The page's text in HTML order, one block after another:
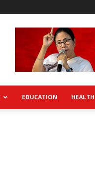
EDUCATION HEALTH